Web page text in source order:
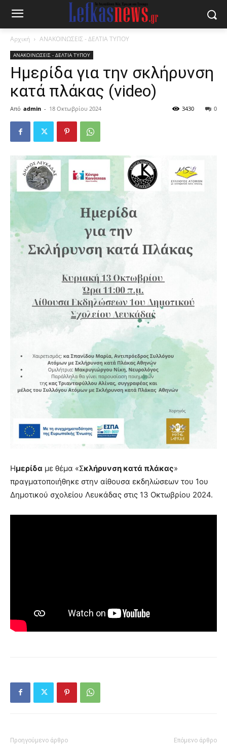
Αρχική ΑΝΑΚΟΙΝΩΣΕΙΣ - ΔΕΛΤΙΑ ΤΥΠΟΥ
ΑΝΑΚΟΙΝΩΣΕΙΣ - ΔΕΛΤΙΑ ΤΥΠΟΥ
Ημερίδα για την σκλήρυνση
κατά πλάκας (video)
Από admin - 18 Οκτωβρίου 2024 0
3430
Ημερίδα με θέμα «Σκλήρυνση κατά πλάκας»
πραγματοποιήθηκε στην αίθουσα εκδηλώσεων του 1ου
Δημοτικού σχολείου Λευκάδας στις 13 Οκτωβρίου 2024.
Προηγούμενο άρθρο Επόμενο άρθρο